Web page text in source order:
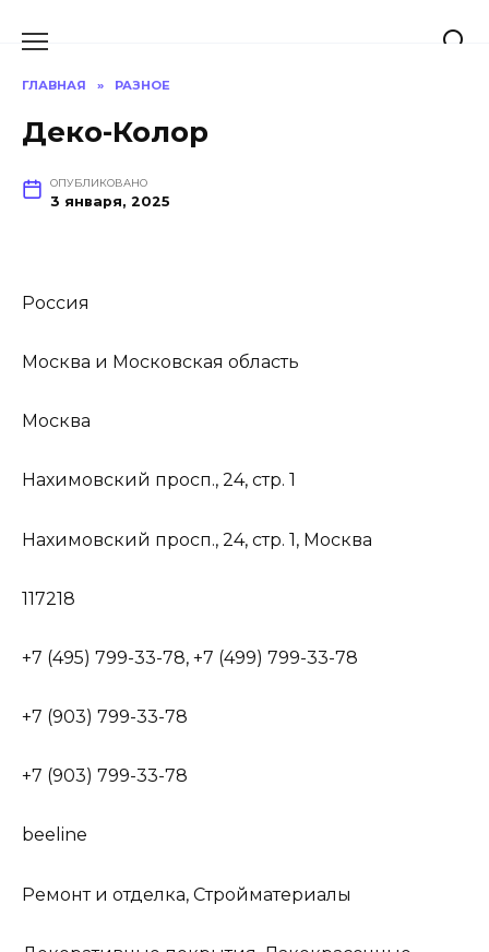
ГЛАВНАЯ » РАЗНОЕ
Деко-Колор
ОПУБЛИКОВАНО
3 января, 2025
Россия
Москва и Московская область
Москва
Нахимовский просп., 24, стр. 1
Нахимовский просп., 24, стр. 1, Москва
117218
+7 (495) 799-33-78, +7 (499) 799-33-78
+7 (903) 799-33-78
+7 (903) 799-33-78
beeline
Ремонт и отделка, Стройматериалы